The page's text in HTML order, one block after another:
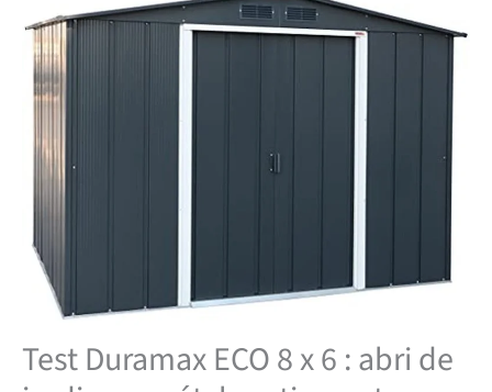
Test Duramax ECO 8 x 6 : abri de